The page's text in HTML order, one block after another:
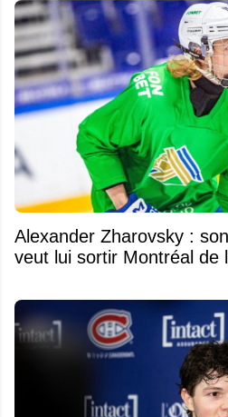
Alexander Zharovsky :
veut lui sortir Montréal de